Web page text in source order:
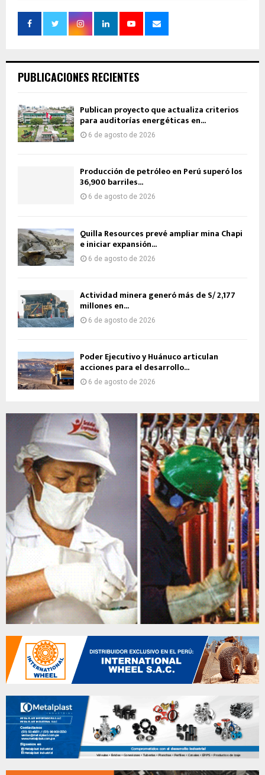
PUBLICACIONES RECIENTES
Publican proyecto que actualiza criterios
para auditorías energéticas en...
6 de agosto de 2026
Producción de petróleo en Perú superó los
36,900 barriles...
6 de agosto de 2026
Quilla Resources prevé ampliar mina Chapi
e iniciar expansión...
6 de agosto de 2026
Actividad minera generó más de S/ 2,177
millones en...
6 de agosto de 2026
Poder Ejecutivo y Huánuco articulan
acciones para el desarrollo...
6 de agosto de 2026